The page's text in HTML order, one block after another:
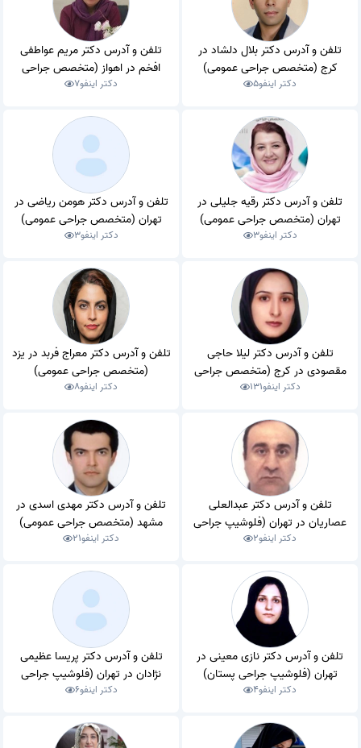
تلفن و آدرس دکتر بلال دلشاد در
کرج (متخصص جراحی عمومی)
دکتر اینفو5
تلفن و آدرس دکتر مریم عواطفی
افخم در اهواز (متخصص جراحی
عمومی)
دکتر اینفو7
تلفن و آدرس دکتر رقیه جلیلی در
تهران (متخصص جراحی عمومی)
دکتر اینفو3
تلفن و آدرس دکتر هومن ریاضی در
تهران (متخصص جراحی عمومی)
دکتر اینفو3
تلفن و آدرس دکتر لیلا حاجی
مقصودی در کرج (متخصص جراحی
عمومی)
دکتر اینفو131
تلفن و آدرس دکتر معراج فربد در یزد
(متخصص جراحی عمومی)
دکتر اینفو8
تلفن و آدرس دکتر عبدالعلی
عصاریان در تهران (فلوشیپ جراحی
پستان)
دکتر اینفو2
تلفن و آدرس دکتر مهدی اسدی در
مشهد (متخصص جراحی عمومی)
دکتر اینفو21
تلفن و آدرس دکتر نازی معینی در
تهران (فلوشیپ جراحی پستان)
دکتر اینفو4
تلفن و آدرس دکتر پریسا عظیمی
نژادان در تهران (فلوشیپ جراحی
پستان)
دکتر اینفو6